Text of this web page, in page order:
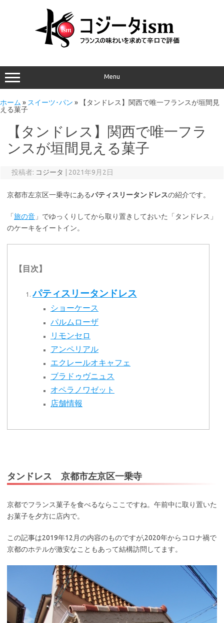
Menu
ホーム » スイーツ･パン »
【タンドレス】関西で唯一フランスが垣間見
える菓子
【タンドレス】関西で唯一フラ
ンスが垣間見える菓子
投稿者: コジータ 2021年9月2日
京都市左京区一乗寺にあるパティスリータンドレスの紹介です。
「旅の音 」でゆっくりしてから取り置きしておいた「タンドレス」
のケーキをイートイン。
【目次】
パティスリータンドレス
ショーケース
パルムローザ
リモンセロ
アンペリアル
エクレールオキャフェ
ブラドゥヴニュス
オペラノワゼット
店舗情報
タンドレス 京都市左京区一乗寺
京都でフランス菓子を食べるならここですね。午前中に取り置いた
お菓子を夕方に店内で。
この記事は2019年12月の内容のものですが,2020年からコロナ禍で
京都のホテルが激安なこともあって結構訪問してます。